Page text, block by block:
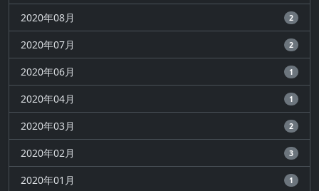
2020年08月 2
2020年07月 2
2020年06月 1
2020年04月 1
2020年03月 2
2020年02月 3
2020年01月 1